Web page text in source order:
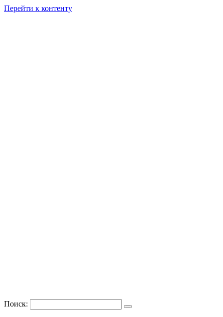
Перейти к контенту
Поиск: